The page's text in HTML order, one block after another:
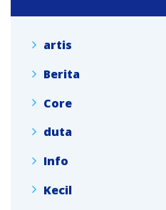
artis
Berita
Core
duta
Info
Kecil